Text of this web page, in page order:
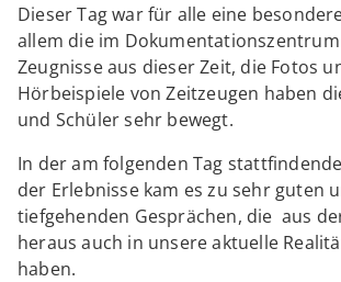
Dieser Tag war für alle eine
allem die im
Zeugnisse aus dieser Zeit, die Fotos
Hörbeispiele von Zeitzeugen haben
und Schüler sehr bewegt.
In der am folgenden Tag
der Erlebnisse kam es zu sehr guten
tiefgehenden Gesprächen, die aus
heraus auch in unsere aktuelle
haben.